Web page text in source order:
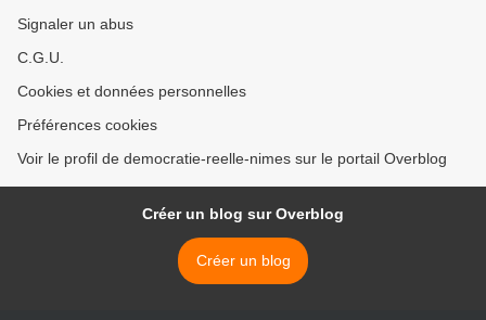
Signaler un abus
C.G.U.
Cookies et données personnelles
Préférences cookies
Voir le profil de democratie-reelle-nimes sur le portail Overblog
Créer un blog sur Overblog
Créer un blog